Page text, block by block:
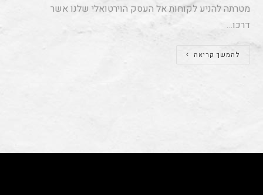
מטרתה להניע לקוחות אל העסק הוירטואלי שלנו אשר
דרכו…
להמשך קריאה